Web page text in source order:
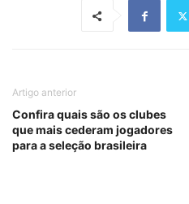
Artigo anterior
Confira quais são os clubes
que mais cederam jogadores
para a seleção brasileira